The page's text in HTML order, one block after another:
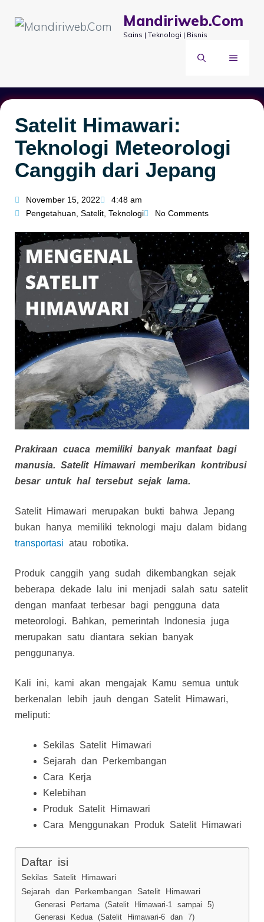
Mandiriweb.Com
Sains | Teknologi | Bisnis
Satelit Himawari:
Teknologi Meteorologi
Canggih dari Jepang
November 15, 2022
4:48 am
Pengetahuan Satelit Teknologi No Comments
Prakiraan cuaca memiliki banyak manfaat bagi
manusia. Satelit Himawari memberikan kontribusi
besar untuk hal tersebut sejak lama.
Satelit Himawari merupakan bukti bahwa Jepang
bukan hanya memiliki teknologi maju dalam bidang
transportasi atau robotika.
Produk canggih yang sudah dikembangkan sejak
beberapa dekade lalu ini menjadi salah satu satelit
dengan manfaat terbesar bagi pengguna data
meteorologi. Bahkan, pemerintah Indonesia juga
merupakan satu diantara sekian banyak
penggunanya.
Kali ini, kami akan mengajak Kamu semua untuk
berkenalan lebih jauh dengan Satelit Himawari,
meliputi:
Sekilas Satelit Himawari
Sejarah dan Perkembangan
Cara Kerja
Kelebihan
Produk Satelit Himawari
Cara Menggunakan Produk Satelit Himawari
Daftar isi
Sekilas Satelit Himawari
Sejarah dan Perkembangan Satelit Himawari
Generasi Pertama (Satelit Himawari-1 sampai 5)
Generasi Kedua (Satelit Himawari-6 dan 7)